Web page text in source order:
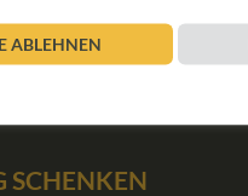
SCHENKEN
ABLEHNEN